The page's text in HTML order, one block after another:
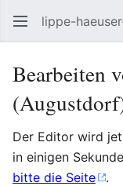
lippe-
Bearbeiten
Der Editor wird
in einigen
bitte die Seite
.